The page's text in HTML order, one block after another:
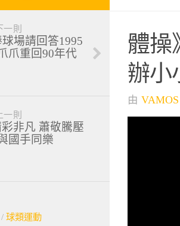
體操
辦小
由
一則
場請回答1995
爪重回90年代
一則
非凡 蕭敬騰壓
國手同樂
/ 球類運動